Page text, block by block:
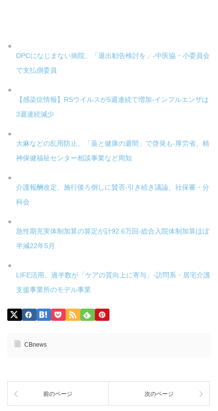
DPCになじまない病院、「退出勧告検討を」-中医協・小委員会
で支払側委員
【感染症情報】RSウイルスが5週連続で増加-インフルエンザは
3週連続減少
大麻などの乱用防止、「薬と健康の週間」で啓発も-厚労省、精
神保健福祉センター相談事業など周知
介護報酬改定、施行後ろ倒しに賛否-引き続き議論、社保審・分
科会
急性期充実体制加算の算定が計92.6万回-総合入院体制加算ほぼ
半減22年5月
LIFE活用、過半数が「ケアの質向上に寄与」-訪問系・居宅介護
支援事業所のモデル事業
CBnews
前のページ 次のページ